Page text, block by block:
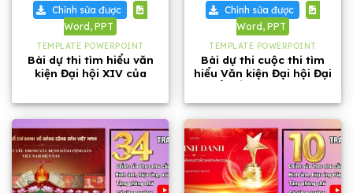
Chỉnh sửa được
Word, PPT
TEMPLATE POWERPOINT
Bài dự thi tìm hiểu văn
kiện Đại hội XIV của
Chỉnh sửa được
Word, PPT
TEMPLATE POWERPOINT
Bài dự thi cuộc thi tìm
hiểu Văn kiện Đại hội Đại